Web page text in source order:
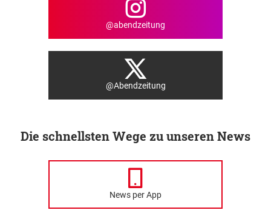
@abendzeitung
@Abendzeitung
Die schnellsten Wege zu unseren News
News per App